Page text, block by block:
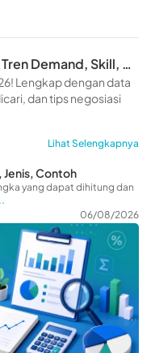
Demand, Skill, &
Lengkap dengan data
dan tips negosiasi
Lihat Selengkapnya
Contoh
yang dapat dihitung dan
06/08/2026